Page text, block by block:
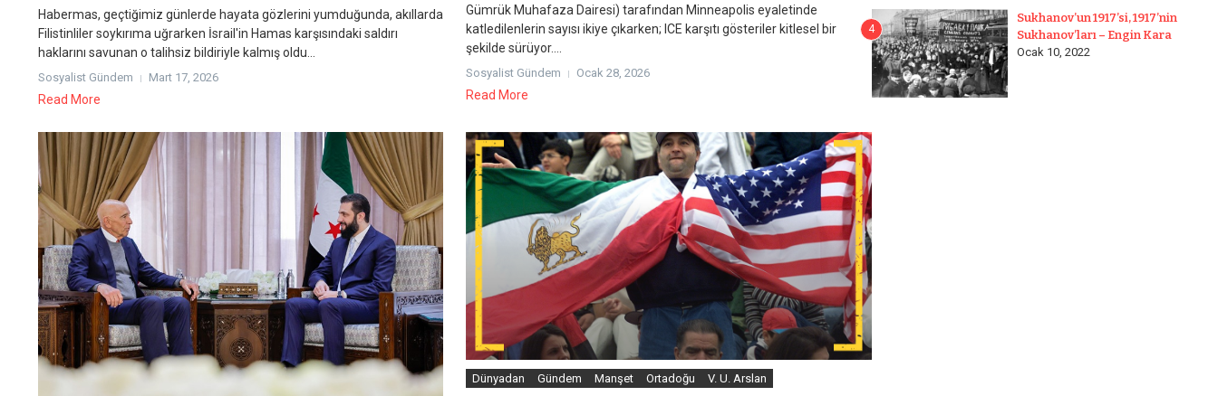
Habermas, geçtiğimiz günlerde hayata gözlerini yumduğunda, akıllarda
Filistinliler soykırıma uğrarken İsrail'in Hamas karşısındaki saldırı
haklarını savunan o talihsiz bildiriyle kalmış oldu...
Sosyalist Gündem Mart 17, 2026
Read More
Gümrük Muhafaza Dairesi) tarafından Minneapolis eyaletinde
katledilenlerin sayısı ikiye çıkarken; ICE karşıtı gösteriler kitlesel bir
şekilde sürüyor....
Sosyalist Gündem Ocak 28, 2026
Read More
Dünyadan Gündem Manşet Ortadoğu V. U. Arslan
4
Sukhanov’un 1917’si, 1917’nin
Sukhanov’ları – Engin Kara
Ocak 10, 2022